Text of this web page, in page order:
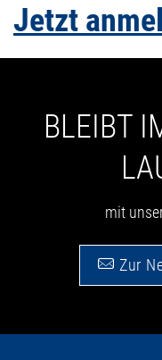
Jetzt
BLEIBT
mit
Zur